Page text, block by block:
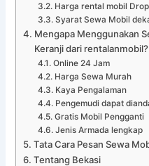
Harga rental mobil
Syarat Sewa Mobil
Mengapa Menggunakan
Keranji dari rentalanmobil?
Online 24 Jam
Harga Sewa Murah
Kaya Pengalaman
Pengemudi dapat
Gratis Mobil Pengganti
Jenis Armada lengkap
Tata Cara Pesan Sewa
Tentang Bekasi